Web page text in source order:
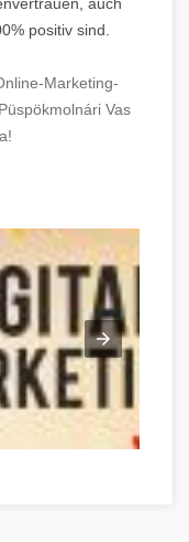
positiv sind.
Marketing-
Vas